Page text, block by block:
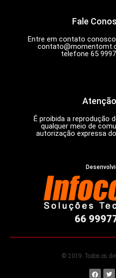
Fale
Entre em contato
telefone 65
Atenção
É proibida a reprodução
qualquer meio de
autorização expressa
66
© 2019. Todos os